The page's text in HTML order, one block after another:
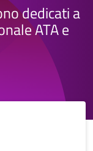
dedicati a
ATA e